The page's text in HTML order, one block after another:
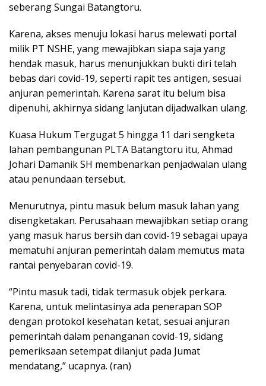
seberang Sungai Batangtoru.
Karena, akses menuju lokasi harus melewati portal
milik PT NSHE, yang mewajibkan siapa saja yang
hendak masuk, harus menunjukkan bukti diri telah
bebas dari covid-19, seperti rapit tes antigen, sesuai
anjuran pemerintah. Karena sarat itu belum bisa
dipenuhi, akhirnya sidang lanjutan dijadwalkan ulang.
Kuasa Hukum Tergugat 5 hingga 11 dari sengketa
lahan pembangunan PLTA Batangtoru itu, Ahmad
Johari Damanik SH membenarkan penjadwalan ulang
atau penundaan tersebut.
Menurutnya, pintu masuk belum masuk lahan yang
disengketakan. Perusahaan mewajibkan setiap orang
yang masuk harus bersih dan covid-19 sebagai upaya
mematuhi anjuran pemerintah dalam memutus mata
rantai penyebaran covid-19.
“Pintu masuk tadi, tidak termasuk objek perkara.
Karena, untuk melintasinya ada penerapan SOP
dengan protokol kesehatan ketat, sesuai anjuran
pemerintah dalam penanganan covid-19, sidang
pemeriksaan setempat dilanjut pada Jumat
mendatang,” ucapnya. (ran)